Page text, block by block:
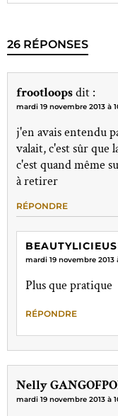
26 RÉPONSES
frootloopsdit :
mardi 19 novembre 2013 à
j'en avais entendu
valait, c'est sûr que
c'est quand même
à retirer
RÉPONDRE
mardi 19 novembre 2013
Plus que pratique
RÉPONDRE
Nelly
mardi 19 novembre 2013 à